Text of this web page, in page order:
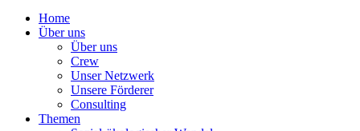
Home
Über uns
Über uns
Crew
Unser Netzwerk
Unsere Förderer
Consulting
Themen